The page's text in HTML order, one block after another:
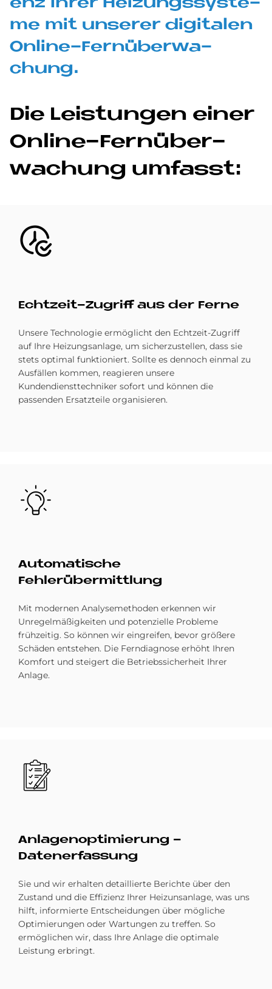
enz Ih­rer Hei­zungs­sy­ste­
me mit un­se­rer di­gi­ta­len
On­line-Fern­über­wa­
chung.
Die Lei­stun­gen ei­ner
On­line-Fern­über­
wa­chung um­fasst:
Bild
Echtzeit-Zugriff aus der Ferne
Unsere Technologie ermöglicht den Echtzeit-Zugriff
auf Ihre Heizungsanlage, um sicherzustellen, dass sie
stets optimal funktioniert. Sollte es dennoch einmal zu
Ausfällen kommen, reagieren unsere
Kundendiensttechniker sofort und können die
passenden Ersatzteile organisieren.
Bild
Automatische
Fehlerübermittlung
Mit modernen Analysemethoden erkennen wir
Unregelmäßigkeiten und potenzielle Probleme
frühzeitig. So können wir eingreifen, bevor größere
Schäden entstehen. Die Ferndiagnose erhöht Ihren
Komfort und steigert die Betriebssicherheit Ihrer
Anlage.
Bild
Anlagenoptimierung -
Datenerfassung
Sie und wir erhalten detaillierte Berichte über den
Zustand und die Effizienz Ihrer Heizunsanlage, was uns
hilft, informierte Entscheidungen über mögliche
Optimierungen oder Wartungen zu treffen. So
ermöglichen wir, dass Ihre Anlage die optimale
Leistung erbringt.